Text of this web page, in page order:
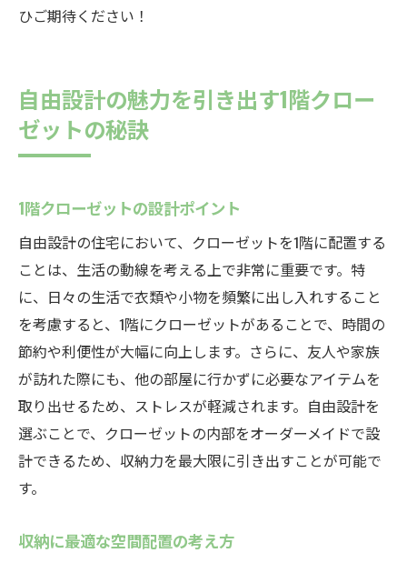
ひご期待ください！
自由設計の魅力を引き出す1階クロー
ゼットの秘訣
1階クローゼットの設計ポイント
自由設計の住宅において、クローゼットを1階に配置する
ことは、生活の動線を考える上で非常に重要です。特
に、日々の生活で衣類や小物を頻繁に出し入れすること
を考慮すると、1階にクローゼットがあることで、時間の
節約や利便性が大幅に向上します。さらに、友人や家族
が訪れた際にも、他の部屋に行かずに必要なアイテムを
取り出せるため、ストレスが軽減されます。自由設計を
選ぶことで、クローゼットの内部をオーダーメイドで設
計できるため、収納力を最大限に引き出すことが可能で
す。
収納に最適な空間配置の考え方